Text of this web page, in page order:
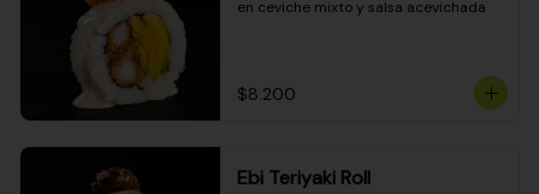
en ceviche mixto y salsa acevichada
$8.200
Ebi Teriyaki Roll